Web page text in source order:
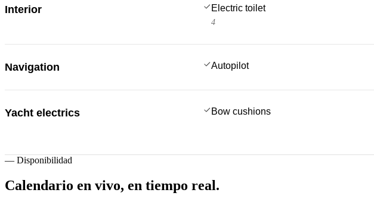
Interior Electric toilet
4
Navigation Autopilot
Yacht electrics Bow cushions
— Disponibilidad
Calendario en vivo, en tiempo real.